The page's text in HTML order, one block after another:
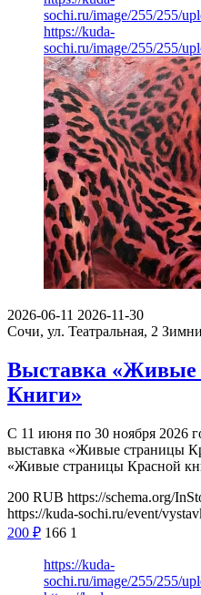
sochi.ru/image/255/255/
https://kuda-
sochi.ru/image/255/255/
2026-06-11 2026-11-30
Сочи, ул. Театральная, 2
Выставка «Живые
Книги»
С 11 июня по 30 ноября 2026
выставка «Живые страницы
«Живые страницы Красной
200 RUB https://schema.org/
https://kuda-sochi.ru/event/
200 ₽ 166 1
https://kuda-
sochi.ru/image/255/255/